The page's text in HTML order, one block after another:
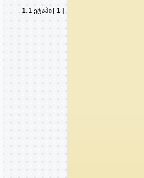
1. 1 ეტაპი [ 1 ]